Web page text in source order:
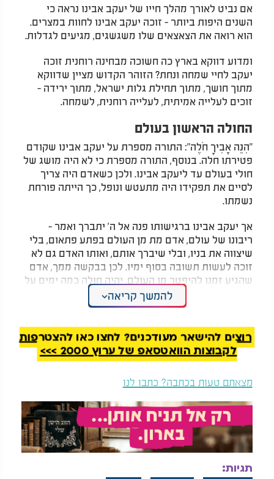
אם נביט לאורך מהלך חייו של יעקב אבינו נראה כי
השנים היפות ביותר - זוכה יעקב אבינו לחוות במצרים.
הוא רואה את הצאצאים שלו משגשגים, מגיעים לגדלות.
ומדוע דווקא בארץ כה חשוכה מבחינה רוחנית זוכה
יעקב לחיי שמחה ונחת? הזוהר הקדוש מציין שדווקא
מתוך חושך, מתוך תחילת גלות ישראל, מתוך ירידה -
זוכים לעלייה אמיתית, לעלייה רוחנית, לשמחה.
החולה הראשון בעולם
"הִנֵּה אָבִיךָ חֹלֶה": התורה מספרת על יעקב אבינו שקודם
פטירתו חלה. בנוסף, התורה מספרת כי לא היה מושג של
חולי בעולם עד ליעקב אבינו. ולכן כשאדם היה צריך
לסיים את תפקידו היה מתעטש ונופל, כך הייתה פורחת
נשמתו.
אך יעקב אבינו ברגישותו פנה אל ה' יתברך ואמר -
ריבונו של עולם, אדם מת מן העולם בפתע פתאום, בלי
שיצווה את בניו, ובלי שיברך אותם, ואותו האדם גם לא
זוכה לעשות תשובה בסוף ימיו. לכן בבקשה ממך, אדם
שהגיע זמנו להיפטר מן העולם, יהיה חולה כמה ימים על
מנת שבני ביתו יכינו את עצמם, וכן גם הוא יכין עצמו
ולכן, מאז בקשת יעקב אבינו ירדה מחלה וחולשה
לעולם.
הרב אריה לוין: כך
להמשך קריאה
רוצים להישאר מעודכנים? לחצו כאן להצטרפות
לקבוצות הוואטסאפ של ערוץ 2000 >>>
מצאתם טעות בכתבה? כתבו לנו
תגיות: